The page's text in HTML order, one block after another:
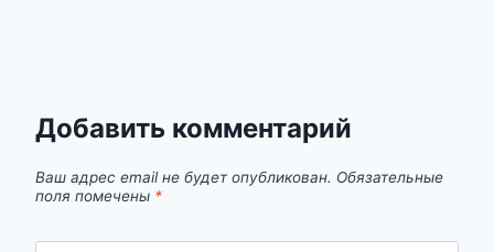
Добавить комментарий
Ваш адрес email не будет опубликован. Обязательные
поля помечены *